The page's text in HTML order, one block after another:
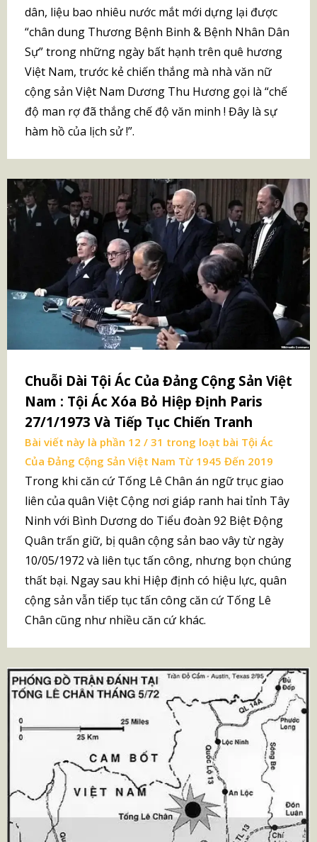
dân, liệu bao nhiêu nước mắt mới dựng lại được
“chân dung Thương Bệnh Binh & Bệnh Nhân Dân
Sự” trong những ngày bất hạnh trên quê hương
Việt Nam, trước kẻ chiến thắng mà nhà văn nữ
cộng sản Việt Nam Dương Thu Hương gọi là “chế
độ man rợ đã thắng chế độ văn minh ! Đây là sự
hàm hồ của lịch sử !”.
Chuỗi Dài Tội Ác Của Đảng Cộng Sản Việt
Nam : Tội Ác Xóa Bỏ Hiệp Định Paris
27/1/1973 Và Tiếp Tục Chiến Tranh
Bài viết này là phần 12 / 31 trong loạt bài Tội Ác
Của Đảng Cộng Sản Việt Nam Từ 1945 Đến 2019
Trong khi căn cứ Tống Lê Chân án ngữ trục giao
liên của quân Việt Cộng nơi giáp ranh hai tỉnh Tây
Ninh với Bình Dương do Tiểu đoàn 92 Biệt Động
Quân trấn giữ, bị quân cộng sản bao vây từ ngày
10/05/1972 và liên tục tấn công, nhưng bọn chúng
thất bại. Ngay sau khi Hiệp định có hiệu lực, quân
cộng sản vẫn tiếp tục tấn công căn cứ Tống Lê
Chân cũng như nhiều căn cứ khác.